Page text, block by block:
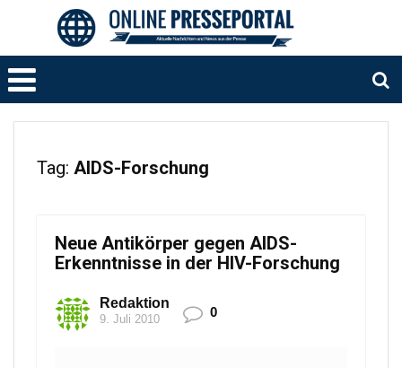
Tag: AIDS-Forschung
Neue Antikörper gegen AIDS-
Erkenntnisse in der HIV-Forschung
Redaktion
9. Juli 2010 0